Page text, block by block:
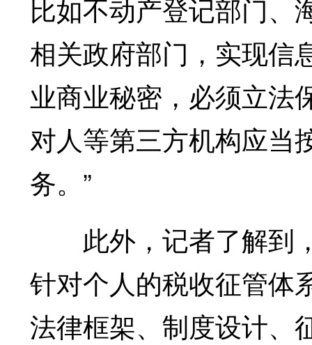
比如不动产登记部门、
相关政府部门，实现信
业商业秘密，必须立法
对人等第三方机构应当
务。”
此外，记者了解到
针对个人的税收征管体
法律框架、制度设计、